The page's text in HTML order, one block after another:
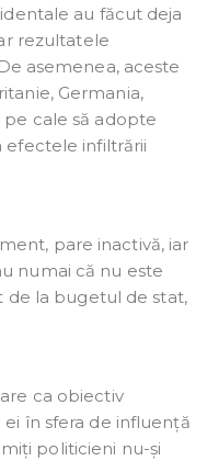
au făcut deja
rezultatele
asemenea, aceste
Germania,
pe cale să adopte
efectele infiltrării
pare inactivă, iar
numai că nu este
de la bugetul de stat,
ca obiectiv
în sfera de influență
politicieni nu-și